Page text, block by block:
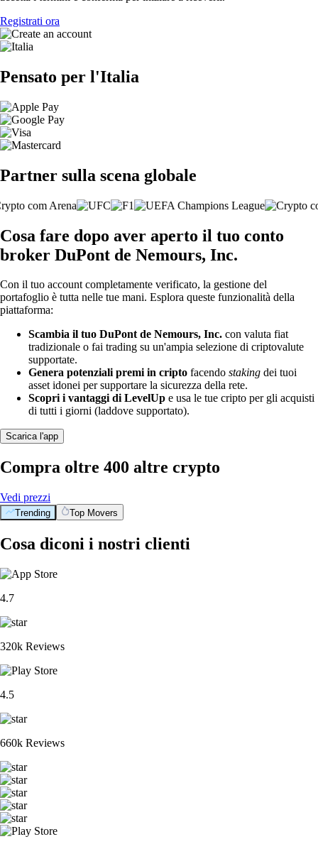
Registrati ora
Pensato per l'Italia
Partner sulla scena globale
Cosa fare dopo aver aperto il tuo conto
broker DuPont de Nemours, Inc.
Con il tuo account completamente verificato, la gestione del
portafoglio è tutta nelle tue mani. Esplora queste funzionalità della
piattaforma:
Scambia il tuo DuPont de Nemours, Inc. con valuta fiat
tradizionale o fai trading su un'ampia selezione di criptovalute
supportate.
Genera potenziali premi in cripto facendo staking dei tuoi
asset idonei per supportare la sicurezza della rete.
Scopri i vantaggi di LevelUp e usa le tue cripto per gli acquisti
di tutti i giorni (laddove supportato).
Scarica l'app
Compra oltre 400 altre crypto
Vedi prezzi
Trending Top Movers
Cosa diconi i nostri clienti
4.7
320k Reviews
4.5
660k Reviews